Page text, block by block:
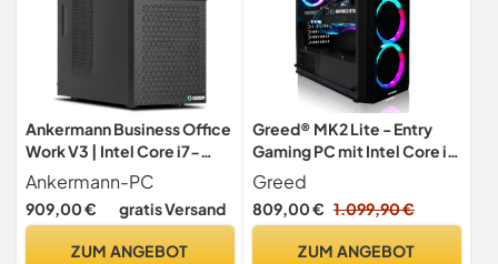
Ankermann Business Office
Work V3 | Intel Core i7-
13700F | Nvidia GeForce GT
730 4GB | 16GB DDR5 RAM |
1TB NVMe SSD | Windows 11
Ankermann-PC
909,00 € gratis Versand
ZUM ANGEBOT
Greed® MK2 Lite - Entry
Gaming PC mit Intel Core i5
10400F + Nvidia Geforce
RTX 3050 - Ultra Schneller
RGB Computer + 4K
Greed
809,00 € 1.099,90 €
ZUM ANGEBOT